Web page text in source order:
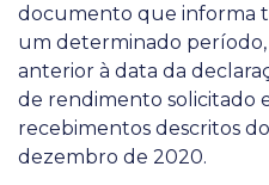
documento que informa
um determinado
anterior à data da
de rendimento solicitado
recebimentos descritos
dezembro de 2020.